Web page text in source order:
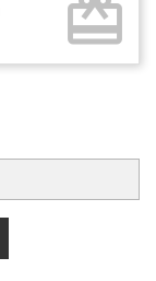
card_giftcard